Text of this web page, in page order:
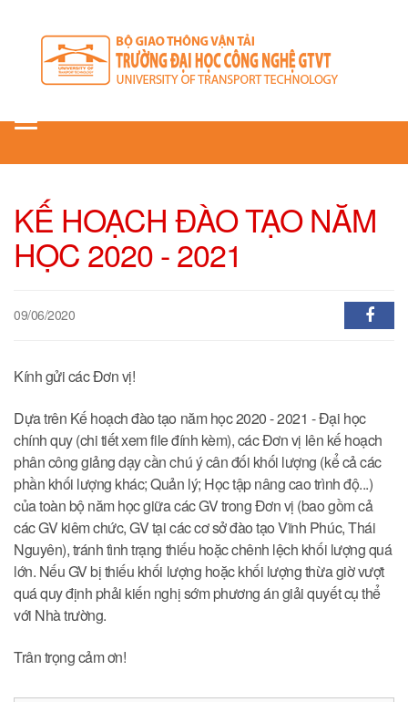
Toggle
KẾ HOẠCH ĐÀO TẠO NĂM
HỌC 2020 - 2021
09/06/2020
Kính gửi các Đơn vị!
Dựa trên Kế hoạch đào tạo năm học 2020 - 2021 - Đại học
chính quy (chi tiết xem file đính kèm), các Đơn vị lên kế hoạch
phân công giảng dạy cần chú ý cân đối khối lượng (kể cả các
phần khối lượng khác; Quản lý; Học tập nâng cao trình độ...)
của toàn bộ năm học giữa các GV trong Đơn vị (bao gồm cả
các GV kiêm chức, GV tại các cơ sở đào tạo Vĩnh Phúc, Thái
Nguyên), tránh tình trạng thiếu hoặc chênh lệch khối lượng quá
lớn. Nếu GV bị thiếu khối lượng hoặc khối lượng thừa giờ vượt
quá quy định phải kiến nghị sớm phương án giải quyết cụ thể
với Nhà trường.
Trân trọng cảm ơn!